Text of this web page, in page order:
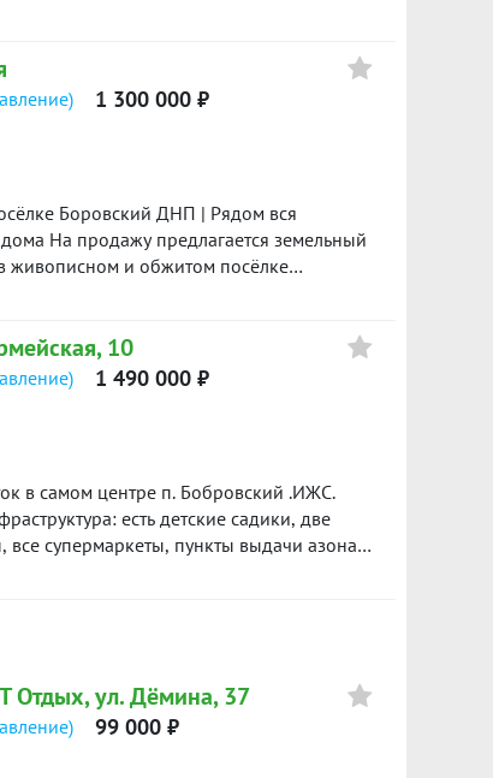
Стены из твинблока толщиной 600 мм.
участка; выгребная яма из
Отличный
подготовки участка и лишних
1 300 000 ₽
На продажу предлагается земельный
живописном и обжитом посёлке
— круглогодичный. Характеристики: —
(организация дачного хозяйства) —
жилые дома и постоянные соседи
магазины, школа, остановка
собственник. Быстрый выход на
10
1 490 000 ₽
в самом центре п. Бобровский .ИЖС.
есть детские садики, две
супермаркеты, пункты выдачи азона
Отдых, ул. Дёмина, 37
99 000 ₽